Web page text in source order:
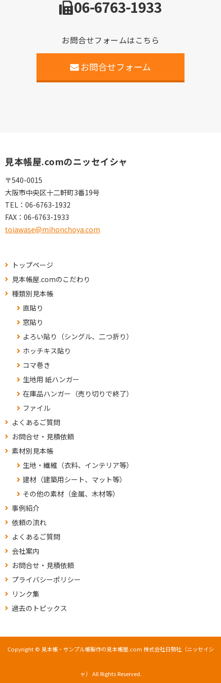
06-6763-1933
お問合せフォームはこちら
お問合せフォーム
見本帳屋.comのニッセイシャ
〒540-0015
大阪市中央区十二軒町3番19号
TEL： 06-6763-1932
FAX： 06-6763-1933
toiawase@mihonchoya.com
トップページ
見本帳屋.comのこだわり
種類別見本帳
直貼り
窓貼り
よろい貼り（シングル、二つ折り）
ホッチキス貼り
コマ巻き
生地用 紙ハンガー
在庫品ハンガー（売り切りで終了）
ファイル
よくあるご質問
お問合せ・見積依頼
素材別見本帳
生地・繊維（衣料、インテリア等）
建材（建築用シート、マット等）
その他の素材（金属、木材等）
事例紹介
依頼の流れ
よくあるご質問
会社案内
お問合せ・見積依頼
プライバシーポリシー
リンク集
過去のトピックス
Copyright © 見本帳・サンプル帳製作の見本帳屋.com 株式会社日勢社（ニッセイシ
ャ） All Rights Reserved.